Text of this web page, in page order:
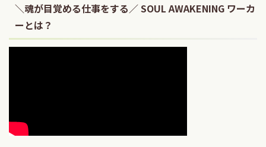
＼魂が目覚める仕事をする／ SOUL AWAKENING ワーカ
ーとは？